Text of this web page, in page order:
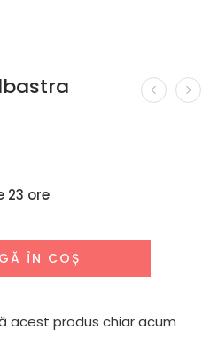
23 ore
ÎN COȘ
acest produs chiar acum